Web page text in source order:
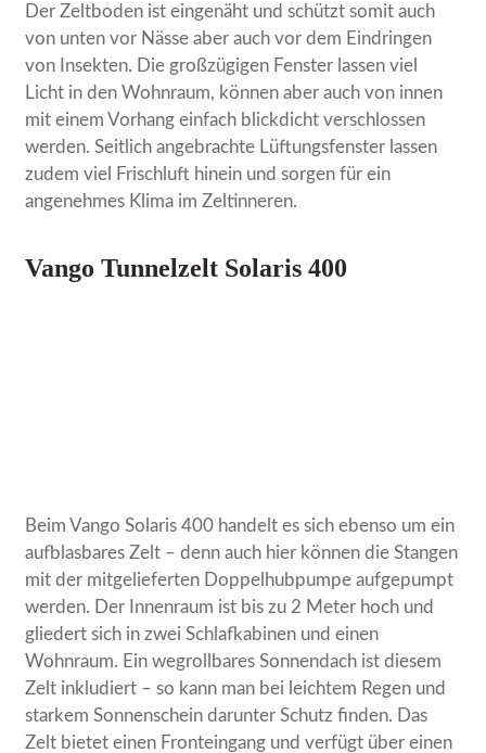
Der Zeltboden ist eingenäht und schützt somit auch
von unten vor Nässe aber auch vor dem Eindringen
von Insekten. Die großzügigen Fenster lassen viel
Licht in den Wohnraum, können aber auch von innen
mit einem Vorhang einfach blickdicht verschlossen
werden. Seitlich angebrachte Lüftungsfenster lassen
zudem viel Frischluft hinein und sorgen für ein
angenehmes Klima im Zeltinneren.
Vango Tunnelzelt Solaris 400
Beim Vango Solaris 400 handelt es sich ebenso um ein
aufblasbares Zelt – denn auch hier können die Stangen
mit der mitgelieferten Doppelhubpumpe aufgepumpt
werden. Der Innenraum ist bis zu 2 Meter hoch und
gliedert sich in zwei Schlafkabinen und einen
Wohnraum. Ein wegrollbares Sonnendach ist diesem
Zelt inkludiert – so kann man bei leichtem Regen und
starkem Sonnenschein darunter Schutz finden. Das
Zelt bietet einen Fronteingang und verfügt über einen